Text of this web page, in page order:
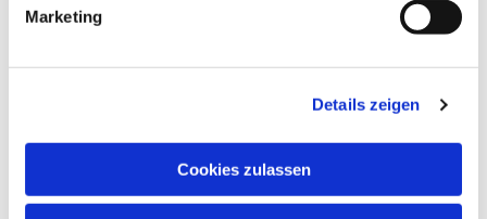
Marketing
Details zeigen
Cookies zulassen